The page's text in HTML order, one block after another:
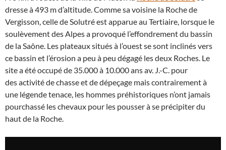
dresse à 493 m d’altitude. Comme sa voisine la Roche de
Vergisson, celle de Solutré est apparue au Tertiaire, lorsque le
soulèvement des Alpes a provoqué l’effondrement du bassin
de la Saône. Les plateaux situés à l’ouest se sont inclinés vers
ce bassin et l’érosion a peu à peu dégagé les deux Roches. Le
site a été occupé de 35.000 à 10.000 ans av. J.-C. pour
des activité de chasse et de dépeçage mais contrairement à
une légende tenace, les hommes préhistoriques n’ont jamais
pourchassé les chevaux pour les pousser à se précipiter du
haut de la Roche.